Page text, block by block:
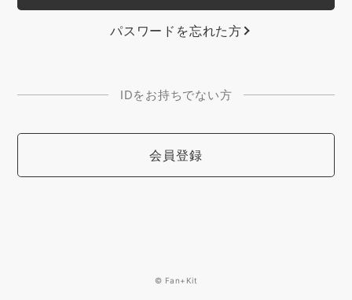
パスワードを忘れた方
IDをお持ちでない方
会員登録
© Fan+Kit